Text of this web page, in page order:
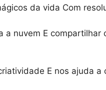
da vida Com
nuvem E
E nos ajuda